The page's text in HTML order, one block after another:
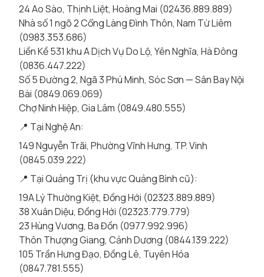
24 Ao Sào, Thịnh Liệt, Hoàng Mai (02436.889.889)
Nhà số 1 ngõ 2 Cổng Làng Đình Thôn, Nam Từ Liêm
(0983.353.686)
Liền Kề 531 khu A Dịch Vụ Do Lộ, Yên Nghĩa, Hà Đông
(0836.447.222)
Số 5 Đường 2, Ngã 3 Phú Minh, Sóc Sơn — Sân Bay Nội
Bài (0849.069.069)
Chợ Ninh Hiệp, Gia Lâm (0849.480.555)
📍 Tại Nghệ An:
149 Nguyễn Trãi, Phường Vĩnh Hưng, TP. Vinh
(0845.039.222)
📍 Tại Quảng Trị (khu vực Quảng Bình cũ):
19A Lý Thường Kiệt, Đồng Hới (02323.889.889)
38 Xuân Diệu, Đồng Hới (02323.779.779)
23 Hùng Vương, Ba Đồn (0977.992.996)
Thôn Thượng Giang, Cảnh Dương (0844.139.222)
105 Trần Hưng Đạo, Đồng Lê, Tuyên Hóa
(0847.781.555)